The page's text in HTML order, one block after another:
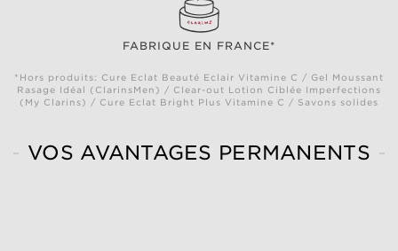
FABRIQUE EN FRANCE*
*Hors produits: Cure Eclat Beauté Eclair Vitamine C / Gel Moussant
Rasage Idéal (ClarinsMen) / Clear-out Lotion Ciblée Imperfections
(My Clarins) / Cure Eclat Bright Plus Vitamine C / Savons solides
VOS AVANTAGES PERMANENTS